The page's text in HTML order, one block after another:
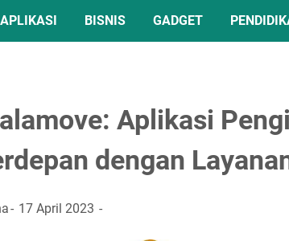
APLIKASI BISNIS GADGET
Aplikasi
dengan
17 April 2023